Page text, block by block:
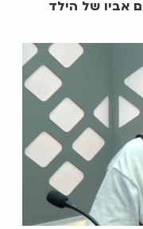
אביו של הילד